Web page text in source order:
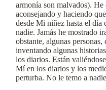
armonía son malvados).
aconsejando y haciendo
desde Mi niñez hasta el día
nadie. Jamás he mostrado
obstante, algunas
inventando algunas
los diarios. Están
Mí en los diarios y los
perturba. No le temo a